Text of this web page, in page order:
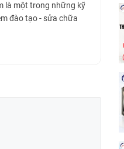
là một trong những kỹ
đào tạo - sửa chữa